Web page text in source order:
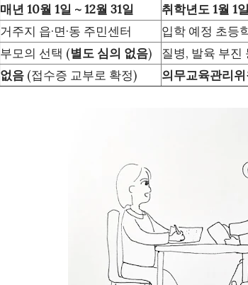
매년 10월 1일 ~ 12월 31일
취학년도 1월 1
거주지 읍·면·동 주민센터
입학 예정 초등
부모의 선택 (별도 심의 없음)
질병, 발육 부진
없음 (접수증 교부로 확정) 의무교육관리